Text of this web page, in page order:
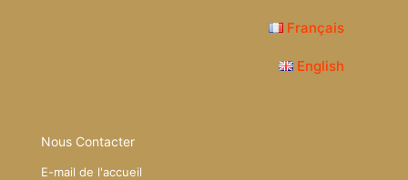
Français
English
Nous Contacter
E-mail de l'accueil